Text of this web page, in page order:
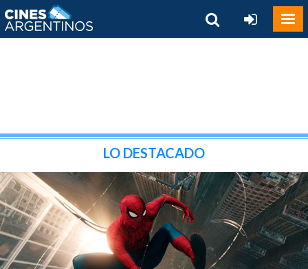
LO DESTACADO